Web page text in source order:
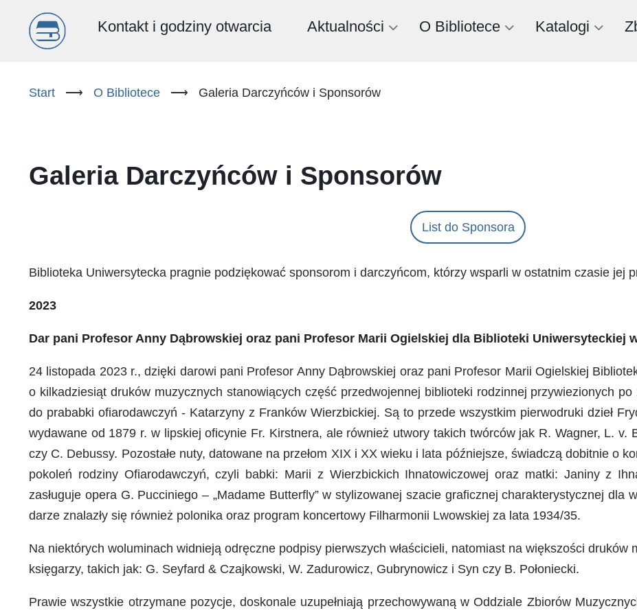
Menu
(PL)
Kontakt i godziny otwarcia Aktualności O Bibliotece Katalogi
Start ⟶ O Bibliotece ⟶ Galeria Darczyńców i Sponsorów
Galeria Darczyńców i Sponsorów
List do Sponsora
Biblioteka Uniwersytecka pragnie podziękować sponsorom i darczyńcom, którzy wsparli w ostatnim czasie jej
2023
Dar pani Profesor Anny Dąbrowskiej oraz pani Profesor Marii Ogielskiej dla Biblioteki Uniwersyteckiej
24 listopada 2023 r., dzięki darowi pani Profesor Anny Dąbrowskiej oraz pani Profesor Marii Ogielskiej
o kilkadziesiąt druków muzycznych stanowiących część przedwojennej biblioteki rodzinnej przywiezionych
do prababki ofiarodawczyń - Katarzyny z Franków Wierzbickiej. Są to przede wszystkim pierwodruki dzieł
wydawane od 1879 r. w lipskiej oficynie Fr. Kirstnera, ale również utwory takich twórców jak R. Wagner, L. v.
czy C. Debussy. Pozostałe nuty, datowane na przełom XIX i XX wieku i lata późniejsze, świadczą dobitnie o
pokoleń rodziny Ofiarodawczyń, czyli babki: Marii z Wierzbickich Ihnatowiczowej oraz matki: Janiny z
zasługuje opera G. Pucciniego – „Madame Butterfly” w stylizowanej szacie graficznej charakterystycznej dla
darze znalazły się również polonika oraz program koncertowy Filharmonii Lwowskiej za lata 1934/35.
Na niektórych woluminach widnieją odręczne podpisy pierwszych właścicieli, natomiast na większości
księgarzy, takich jak: G. Seyfard & Czajkowski, W. Zadurowicz, Gubrynowicz i Syn czy B. Połoniecki.
Prawie wszystkie otrzymane pozycje, doskonale uzupełniają przechowywaną w Oddziale Zbiorów